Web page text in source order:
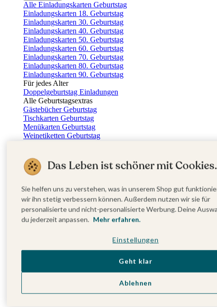
Alle Einladungskarten Geburtstag
Einladungskarten 18. Geburtstag
Einladungskarten 30. Geburtstag
Einladungskarten 40. Geburtstag
Einladungskarten 50. Geburtstag
Einladungskarten 60. Geburtstag
Einladungskarten 70. Geburtstag
Einladungskarten 80. Geburtstag
Einladungskarten 90. Geburtstag
Für jedes Alter
Doppelgeburtstag Einladungen
Alle Geburtstagsextras
Gästebücher Geburtstag
Tischkarten Geburtstag
Menükarten Geburtstag
Weinetiketten Geburtstag
Dankeskarten Geburtstag
Fotobuch Geburtstag
Einladungskarten Kindergeburtstag
Kindergeburtstag Jungen
Kindergeburtstag Mädchen
Kindergeburtstag Unisex
Einladungskarten 1. Geburtstag
Fotobücher
Notizbücher
Das Leben ist schöner mit Cookies.
Sie helfen uns zu verstehen, was in unserem Shop gut
wir ihn stetig verbessern können. Außerdem nutzen wir sie für
personalisierte und nicht-personalisierte Werbung. Deine
du jederzeit anpassen. Mehr erfahren.
Einstellungen
Ablehnen
Geht klar